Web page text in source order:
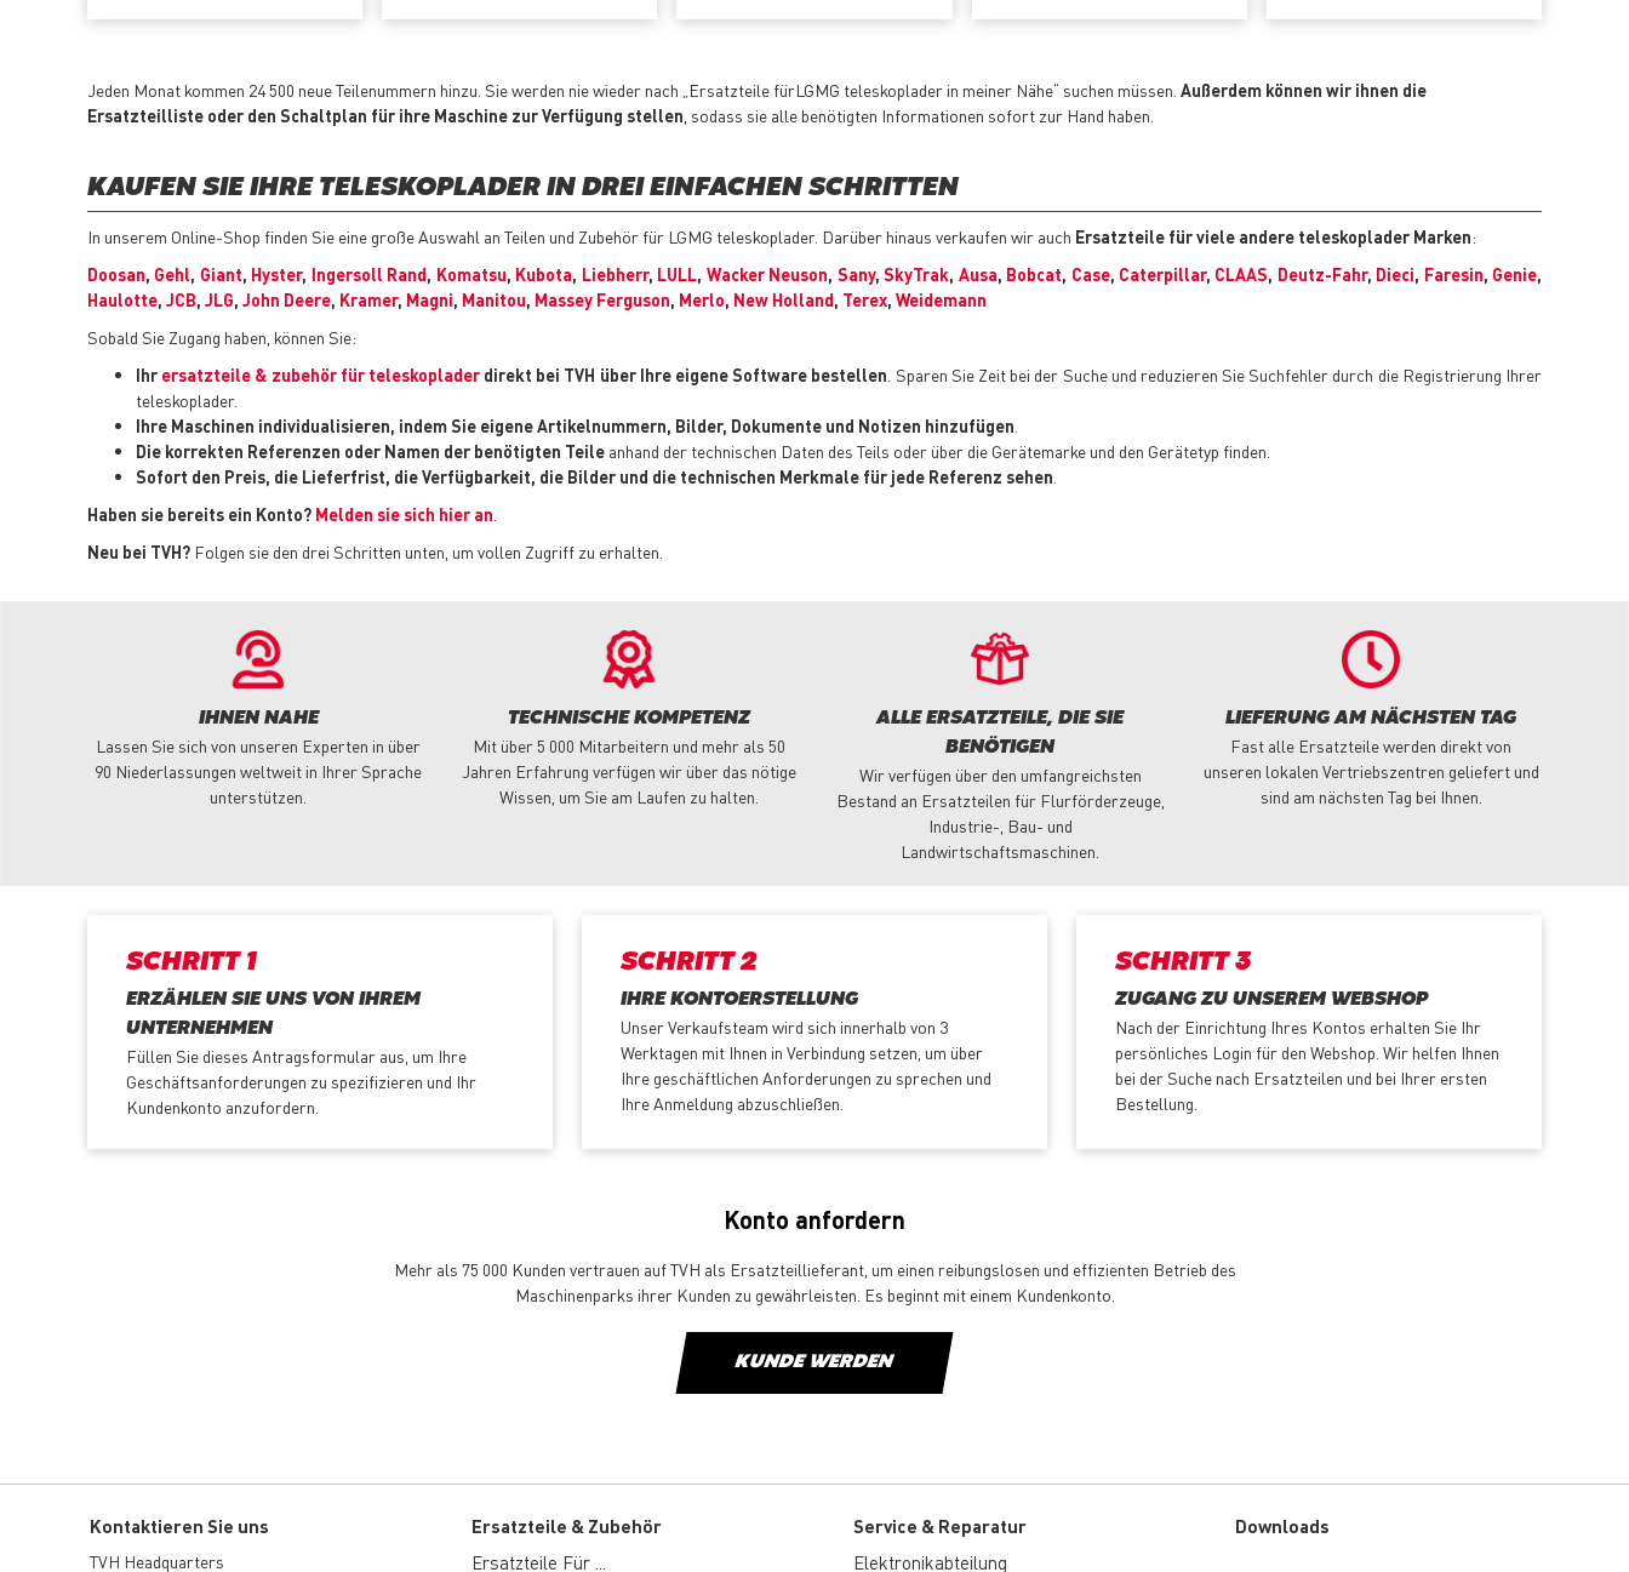
Jeden Monat kommen 24 500 neue Teilenummern hinzu. Sie werden nie wieder nach „Ersatzteile fürLGMG teleskoplader in meiner Nähe“ suchen müssen. Außerdem können wir ihnen die
Ersatzteilliste oder den Schaltplan für ihre Maschine zur Verfügung stellen , sodass sie alle benötigten Informationen sofort zur Hand haben.
KAUFEN SIE IHRE TELESKOPLADER IN DREI EINFACHEN SCHRITTEN
In unserem Online-Shop finden Sie eine große Auswahl an Teilen und Zubehör für LGMG teleskoplader. Darüber hinaus verkaufen wir auch Ersatzteile für viele andere teleskoplader Marken:
Doosan, Gehl, Giant, Hyster, Ingersoll Rand, Komatsu, Kubota, Liebherr, LULL, Wacker Neuson, Sany,SkyTrak, Ausa, Bobcat, Case, Caterpillar, CLAAS, Deutz-Fahr, Dieci, Faresin, Genie,
Haulotte, JCB, JLG, John Deere, Kramer, Magni, Manitou, Massey Ferguson, Merlo, New Holland, Terex, Weidemann
Sobald Sie Zugang haben, können Sie:
Ihr ersatzteile & zubehör für teleskopladerdirekt bei TVH über Ihre eigene Software bestellen . Sparen Sie Zeit bei der Suche und reduzieren Sie Suchfehler durch die Registrierung Ihrer
teleskoplader.
Ihre Maschinen individualisieren, indem Sie eigene Artikelnummern, Bilder, Dokumente und Notizen hinzufügen
Die korrekten Referenzen oder Namen der benötigten Teile anhand der technischen Daten des Teils oder über die Gerätemarke und den Gerätetyp finden.
Sofort den Preis, die Lieferfrist, die Verfügbarkeit, die Bilder und die technischen Merkmale für jede Referenz sehen
Haben sie bereits ein Konto? Melden sie sich hier an
Neu bei TVH? Folgen sie den drei Schritten unten, um vollen Zugriff zu erhalten.
IHNEN NAHE
Lassen Sie sich von unseren Experten in über
90 Niederlassungen weltweit in Ihrer Sprache
unterstützen.
TECHNISCHE KOMPETENZ
Mit über 5 000 Mitarbeitern und mehr als 50
Jahren Erfahrung verfügen wir über das nötige
Wissen, um Sie am Laufen zu halten.
ALLE ERSATZTEILE, DIE SIE
BENÖTIGEN
Wir verfügen über den umfangreichsten
Bestand an Ersatzteilen für Flurförderzeuge,
Industrie-, Bau- und
Landwirtschaftsmaschinen.
LIEFERUNG AM NÄCHSTEN TAG
Fast alle Ersatzteile werden direkt von
unseren lokalen Vertriebszentren geliefert und
sind am nächsten Tag bei Ihnen.
SCHRITT 1
ERZÄHLEN SIE UNS VON IHREM
UNTERNEHMEN
Füllen Sie dieses Antragsformular aus, um Ihre
Geschäftsanforderungen zu spezifizieren und Ihr
Kundenkonto anzufordern.
SCHRITT 2
IHRE KONTOERSTELLUNG
Unser Verkaufsteam wird sich innerhalb von 3
Werktagen mit Ihnen in Verbindung setzen, um über
Ihre geschäftlichen Anforderungen zu sprechen und
Ihre Anmeldung abzuschließen.
SCHRITT 3
ZUGANG ZU UNSEREM WEBSHOP
Nach der Einrichtung Ihres Kontos erhalten Sie Ihr
persönliches Login für den Webshop. Wir helfen Ihnen
bei der Suche nach Ersatzteilen und bei Ihrer ersten
Bestellung.
Konto anfordern
Mehr als 75 000 Kunden vertrauen auf TVH als Ersatzteillieferant, um einen reibungslosen und effizienten Betrieb des
Maschinenparks ihrer Kunden zu gewährleisten. Es beginnt mit einem Kundenkonto.
KUNDE WERDEN
Kontaktieren Sie uns
TVH Headquarters
Ersatzteile & Zubehör
Ersatzteile Für ...
Service & Reparatur
Elektronikabteilung
Downloads